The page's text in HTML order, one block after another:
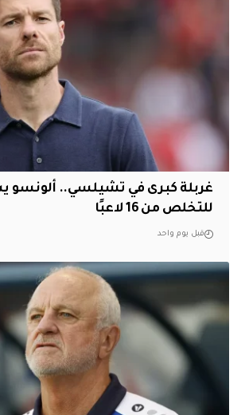
غربلة كبرى في تشيلسي.. ألونسو
للتخلص من 16 لاعبًا
قبل يوم واحد